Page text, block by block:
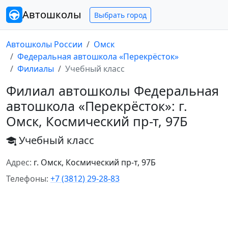
Автошколы Выбрать город
Автошколы России
Омск
Федеральная автошкола «Перекрёсток»
Филиалы
Учебный класс
Филиал автошколы Федеральная
автошкола «Перекрёсток»: г.
Омск, Космический пр-т, 97Б
Учебный класс
Адрес: г. Омск, Космический пр-т, 97Б
Телефоны: +7 (3812) 29-28-83